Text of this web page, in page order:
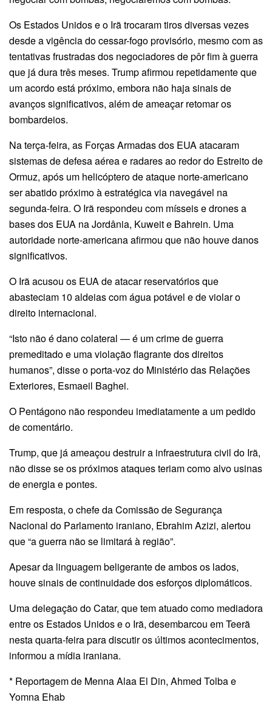
Os Estados Unidos e o Irã trocaram tiros diversas vezes
desde a vigência do cessar-fogo provisório, mesmo com as
tentativas frustradas dos negociadores de pôr fim à guerra
que já dura três meses. Trump afirmou repetidamente que
um acordo está próximo, embora não haja sinais de
avanços significativos, além de ameaçar retomar os
bombardeios.
Na terça-feira, as Forças Armadas dos EUA atacaram
sistemas de defesa aérea e radares ao redor do Estreito de
Ormuz, após um helicóptero de ataque norte-americano
ser abatido próximo à estratégica via navegável na
segunda-feira. O Irã respondeu com mísseis e drones a
bases dos EUA na Jordânia, Kuweit e Bahrein. Uma
autoridade norte-americana afirmou que não houve danos
significativos.
O Irã acusou os EUA de atacar reservatórios que
abasteciam 10 aldeias com água potável e de violar o
direito internacional.
“Isto não é dano colateral — é um crime de guerra
premeditado e uma violação flagrante dos direitos
humanos”, disse o porta-voz do Ministério das Relações
Exteriores, Esmaeil Baghei.
O Pentágono não respondeu imediatamente a um pedido
de comentário.
Trump, que já ameaçou destruir a infraestrutura civil do Irã,
não disse se os próximos ataques teriam como alvo usinas
de energia e pontes.
Em resposta, o chefe da Comissão de Segurança
Nacional do Parlamento iraniano, Ebrahim Azizi, alertou
que “a guerra não se limitará à região”.
Apesar da linguagem beligerante de ambos os lados,
houve sinais de continuidade dos esforços diplomáticos.
Uma delegação do Catar, que tem atuado como mediadora
entre os Estados Unidos e o Irã, desembarcou em Teerã
nesta quarta-feira para discutir os últimos acontecimentos,
informou a mídia iraniana.
* Reportagem de Menna Alaa El Din, Ahmed Tolba e
Yomna Ehab